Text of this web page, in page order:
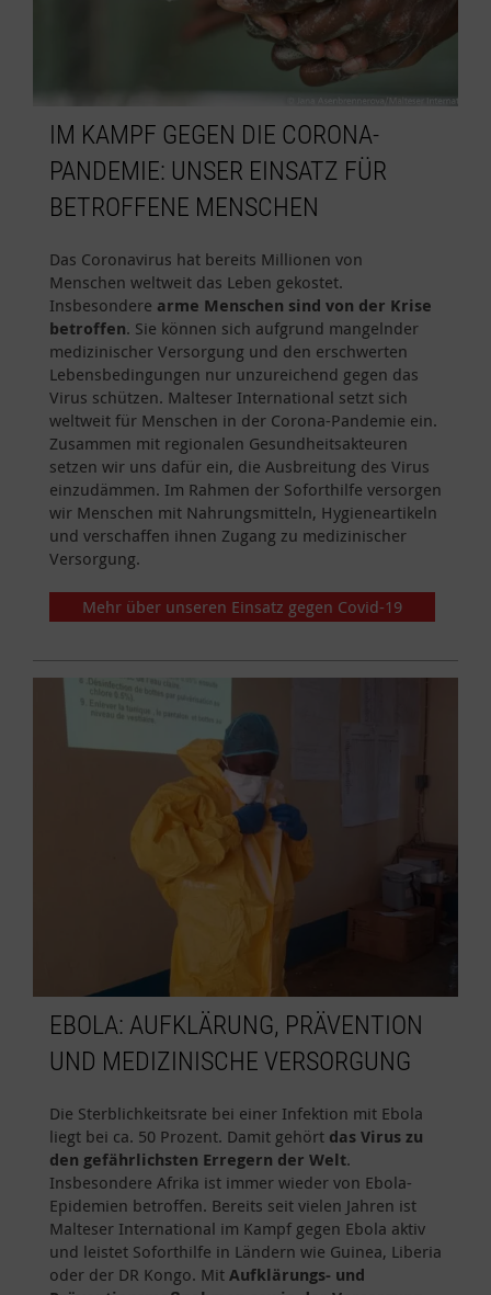
IM KAMPF GEGEN DIE CORONA-
PANDEMIE: UNSER EINSATZ FÜR
BETROFFENE MENSCHEN
Das Coronavirus hat bereits Millionen von
Menschen weltweit das Leben gekostet.
Insbesondere arme Menschen sind von der Krise
betroffen. Sie können sich aufgrund mangelnder
medizinischer Versorgung und den erschwerten
Lebensbedingungen nur unzureichend gegen das
Virus schützen. Malteser International setzt sich
weltweit für Menschen in der Corona-Pandemie ein.
Zusammen mit regionalen Gesundheitsakteuren
setzen wir uns dafür ein, die Ausbreitung des Virus
einzudämmen. Im Rahmen der Soforthilfe versorgen
wir Menschen mit Nahrungsmitteln, Hygieneartikeln
und verschaffen ihnen Zugang zu medizinischer
Versorgung.
Mehr über unseren Einsatz gegen Covid-19
EBOLA: AUFKLÄRUNG, PRÄVENTION
UND MEDIZINISCHE VERSORGUNG
Die Sterblichkeitsrate bei einer Infektion mit Ebola
liegt bei ca. 50 Prozent. Damit gehört das Virus zu
den gefährlichsten Erregern der Welt.
Insbesondere Afrika ist immer wieder von Ebola-
Epidemien betroffen. Bereits seit vielen Jahren ist
Malteser International im Kampf gegen Ebola aktiv
und leistet Soforthilfe in Ländern wie Guinea, Liberia
oder der DR Kongo. Mit Aufklärungs- und